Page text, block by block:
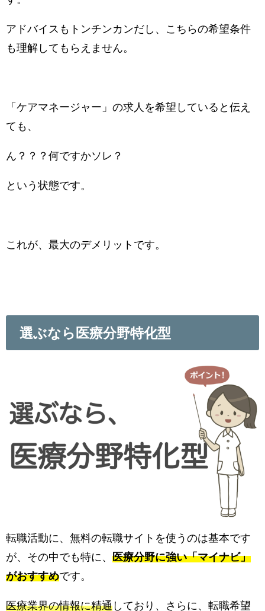
アドバイスもトンチンカンだし、こちらの希望条件
も理解してもらえません。
「ケアマネージャー」の求人を希望していると伝え
ても、
ん？？？何ですかソレ？
という状態です。
これが、最大のデメリットです。
選ぶなら医療分野特化型
転職活動に、無料の転職サイトを使うのは基本です
が、その中でも特に、 医療分野に強い「マイナビ」
がおすすめです。
医療業界の情報に精通 しており、さらに、転職希望